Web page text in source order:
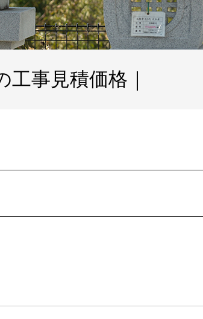
事見積価格｜